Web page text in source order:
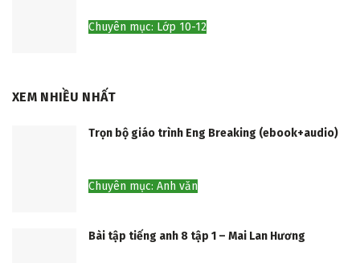
Chuyên mục: Lớp 10-12
XEM NHIỀU NHẤT
Trọn bộ giáo trình Eng Breaking (ebook+audio)
Chuyên mục: Anh văn
Bài tập tiếng anh 8 tập 1 – Mai Lan Hương